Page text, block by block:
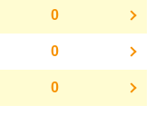
0
0
0